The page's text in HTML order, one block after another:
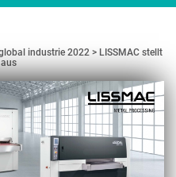
industrie 2022
LISSMAC stellt